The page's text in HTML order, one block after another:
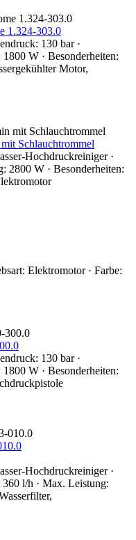
1.324-303.0
130 bar ·
W · Besonderheiten:
Motor,
Schlauchtrommel
Hochdruckreiniger ·
2800 W · Besonderheiten:
Elektromotor · Farbe:
130 bar ·
W · Besonderheiten:
Hochdruckreiniger ·
360 l/h · Max. Leistung: